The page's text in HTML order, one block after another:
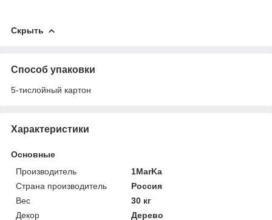
Скрыть
Способ упаковки
5-тислойный картон
Характеристики
Основные
Производитель
1MarKa
Страна производитель
Россия
Вес
30 кг
Декор
Дерево